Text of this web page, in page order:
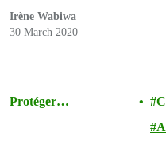
Irène Wabiwa
30 March 2020
Protéger